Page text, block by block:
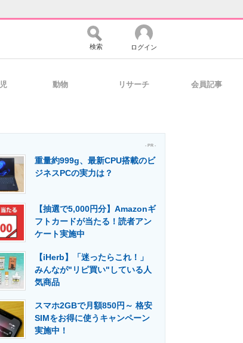
ィ マーケ×ITの今がよく分かる
援
ア 建設×テクノロジーの最前線
検索 ログイン
動物 リサーチ 会員記事
- PR -
重量約999g、最新CPU搭載のビ
ジネスPCの実力は？
【抽選で5,000円分】Amazonギ
フトカードが当たる！読者アン
ケート実施中
【iHerb】「迷ったらこれ！」
みんなが"リピ買い"している人
気商品
スマホ2GBで月額850円～ 格安
SIMをお得に使うキャンペーン
実施中！